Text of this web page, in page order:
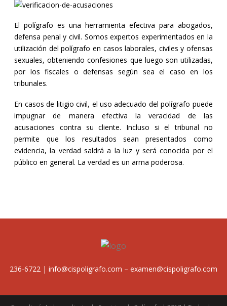
El polígrafo es una herramienta efectiva para abogados,
defensa penal y civil. Somos expertos experimentados en la
utilización del polígrafo en casos laborales, civiles y ofensas
sexuales, obteniendo confesiones que luego son utilizadas,
por los fiscales o defensas según sea el caso en los
tribunales.
En casos de litigio civil, el uso adecuado del polígrafo puede
impugnar de manera efectiva la veracidad de las
acusaciones contra su cliente. Incluso si el tribunal no
permite que los resultados sean presentados como
evidencia, la verdad saldrá a la luz y será conocida por el
público en general. La verdad es un arma poderosa.
236-6722 | info@cispoligrafo.com – examen@cispoligrafo.com